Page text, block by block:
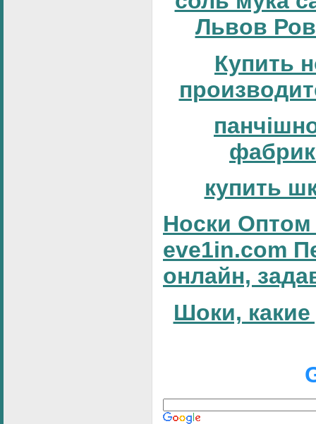
Львов
Купить
купить
Носки Оптом
eve1in.com
онлайн,
Шоки, какие